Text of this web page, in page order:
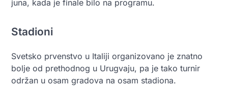
juna, kada je finale bilo na programu.
Stadioni
Svetsko prvenstvo u Italiji organizovano je znatno
bolje od prethodnog u Urugvaju, pa je tako turnir
održan u osam gradova na osam stadiona.